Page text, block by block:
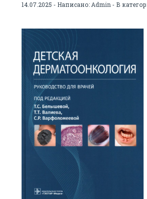
14.07.2025 - Написано: Admin - В